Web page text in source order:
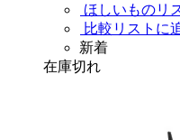
ほしいものリ
比較リストに
新着
在庫切れ